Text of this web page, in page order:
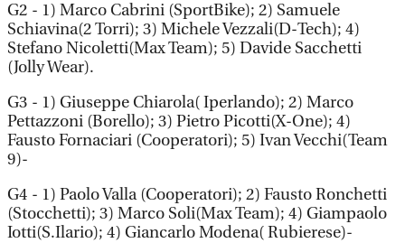
G2 - 1) Marco Cabrini (SportBike); 2) Samuele
Schiavina(2 Torri); 3) Michele Vezzali(D-Tech); 4)
Stefano Nicoletti(Max Team); 5) Davide Sacchetti
(Jolly Wear).
G3 - 1) Giuseppe Chiarola( Iperlando); 2) Marco
Pettazzoni (Borello); 3) Pietro Picotti(X-One); 4)
Fausto Fornaciari (Cooperatori); 5) Ivan Vecchi(Team
9)-
G4 - 1) Paolo Valla (Cooperatori); 2) Fausto Ronchetti
(Stocchetti); 3) Marco Soli(Max Team); 4) Giampaolo
Iotti(S.Ilario); 4) Giancarlo Modena( Rubierese)-